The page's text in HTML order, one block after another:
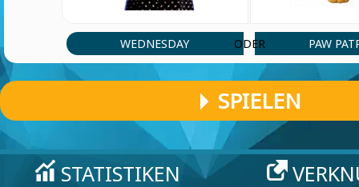
WEDNESDAY ODER PAW
SPIELEN